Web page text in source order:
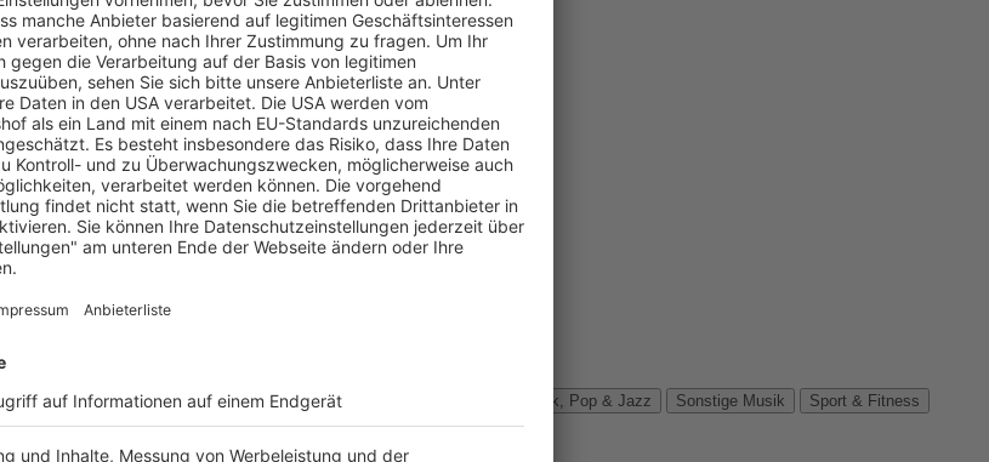
Kunst & Museen Märkte & Messen Narretei Rock, Pop & Jazz Sonstige Musik
Sport & Fitness